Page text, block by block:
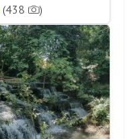
(438 )